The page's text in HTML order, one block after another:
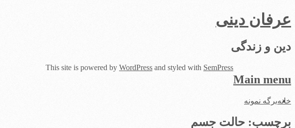
عرفان دینی
دین و زندگی
Main menu
Skip
خانهبرگه نمونه
برچسب: حالت جسم
This site is powered by WordPress and styled with SemPress